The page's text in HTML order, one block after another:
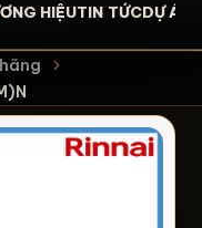
HIỆUTIN TỨCDỰ ÁN